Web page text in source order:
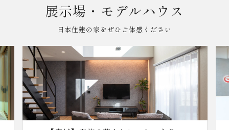
展示場・モデルハウス
日本住建の家をぜひご体感ください